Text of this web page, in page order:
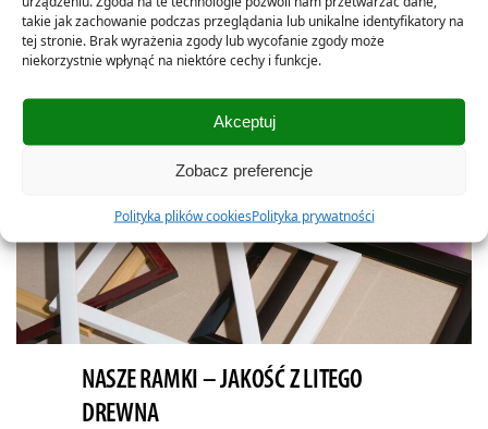
takie jak zachowanie podczas przeglądania lub unikalne identyfikatory na
tej stronie. Brak wyrażenia zgody lub wycofanie zgody może
niekorzystnie wpłynąć na niektóre cechy i funkcje.
Akceptuj
Zobacz preferencje
Polityka plików cookiesPolityka prywatności
NASZE RAMKI – JAKOŚĆ Z LITEGO
DREWNA